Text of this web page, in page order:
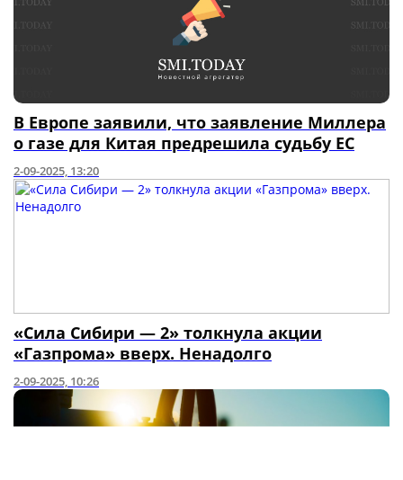
В Европе заявили, что заявление Миллера
о газе для Китая предрешила судьбу ЕС
2-09-2025, 13:20
«Сила Сибири — 2» толкнула акции
«Газпрома» вверх. Ненадолго
2-09-2025, 10:26